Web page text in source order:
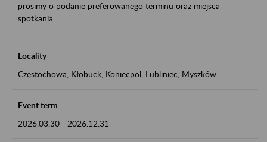
prosimy o podanie preferowanego terminu oraz miejsca
spotkania.
Locality
Częstochowa, Kłobuck, Koniecpol, Lubliniec, Myszków
Event term
2026.03.30 - 2026.12.31